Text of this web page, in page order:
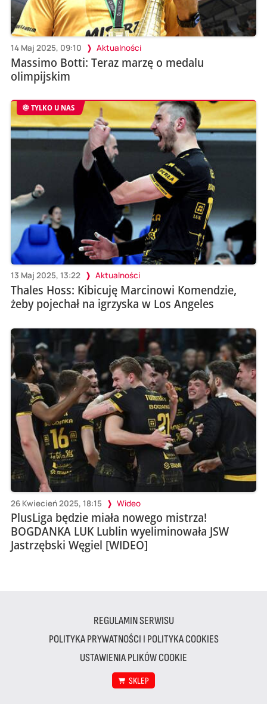
14 Maj 2025, 09:10 Aktualności
Massimo Botti: Teraz marzę o medalu
olimpijskim
TYLKO U NAS
13 Maj 2025, 13:22 Aktualności
Thales Hoss: Kibicuję Marcinowi Komendzie,
żeby pojechał na igrzyska w Los Angeles
26 Kwiecień 2025, 18:15 Wideo
PlusLiga będzie miała nowego mistrza!
BOGDANKA LUK Lublin wyeliminowała JSW
Jastrzębski Węgiel [WIDEO]
REGULAMIN SERWISU
POLITYKA PRYWATNOŚCI I POLITYKA COOKIES
USTAWIENIA PLIKÓW COOKIE
SKLEP